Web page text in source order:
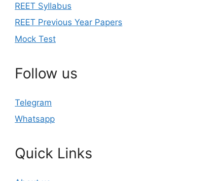
REET Syllabus
REET Previous Year Papers
Mock Test
Follow us
Telegram
Whatsapp
Quick Links